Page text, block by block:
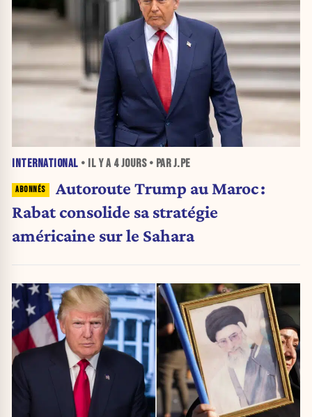
INTERNATIONAL • IL Y A 4 JOURS• PAR J.PE
Autoroute Trump au Maroc :
Rabat consolide sa stratégie
américaine sur le Sahara